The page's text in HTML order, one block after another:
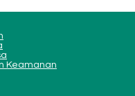
Keamanan